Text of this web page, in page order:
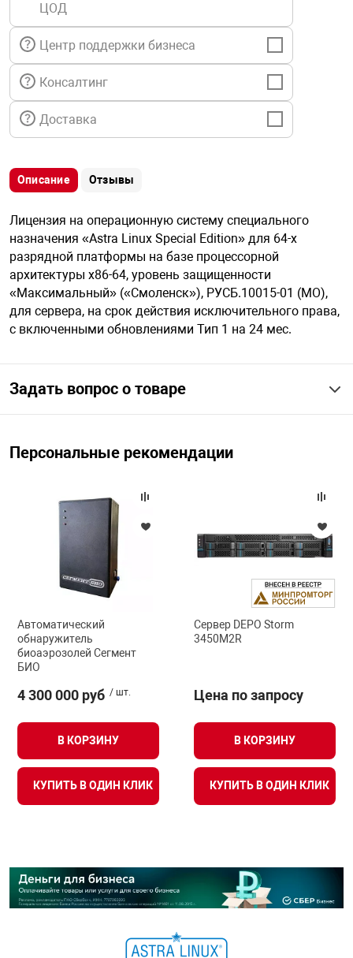
техника
автомобили
информации
средства охраны
безопасность
оборудование
ЦОД
Центр поддержки бизнеса
Консалтинг
Доставка
Описание Отзывы
Лицензия на операционную систему специального
назначения «Astra Linux Special Edition» для 64-х
разрядной платформы на базе процессорной
архитектуры х86-64, уровень защищенности
«Максимальный» («Смоленск»), РУСБ.10015-01 (МО),
для сервера, на срок действия исключительного права,
с включенными обновлениями Тип 1 на 24 мес.
Задать вопрос о товаре
Персональные рекомендации
Автоматический
обнаружитель
биоаэрозолей Сегмент
БИО
4 300 000 руб / шт.
В КОРЗИНУ
КУПИТЬ В ОДИН КЛИК
Сервер DEPO Storm
3450M2R
Цена по запросу
В КОРЗИНУ
КУПИТЬ В ОДИН КЛИК